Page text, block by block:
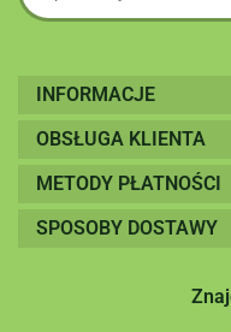
INFORMACJE
OBSŁUGA KLIENTA
METODY PŁATNOŚCI
SPOSOBY DOSTAWY